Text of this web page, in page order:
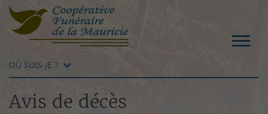
OÙ SUIS-JE ?
Avis de décès